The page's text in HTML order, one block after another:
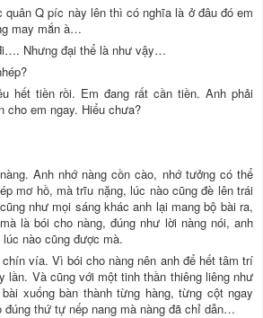
quân Q píc này lên thì có nghĩa là ở đâu đó em
may mắn à…
Nhưng đại thể là như vậy…
hết tiền rồi. Em đang rất cần tiền. Anh phải
cho em ngay. Hiểu chưa?
Anh nhớ nàng cồn cào, nhớ tưởng có thể
mơ hồ, mà trĩu nặng, lúc nào cũng đè lên trái
như mọi sáng khác anh lại mang bộ bài ra,
là bói cho nàng, đúng như lời nàng nói, anh
nào cũng được mà.
vía. Vì bói cho nàng nên anh để hết tâm trí
lần. Và cũng với một tinh thần thiêng liêng như
xuống bàn thành từng hàng, từng cột ngay
đúng thứ tự nếp nang mà nàng đã chỉ dẫn…